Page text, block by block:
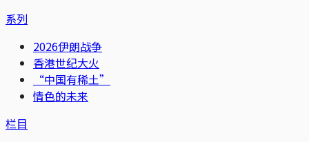
系列
2026伊朗战争
香港世纪大火
“中国有稀土”
情色的未来
栏目